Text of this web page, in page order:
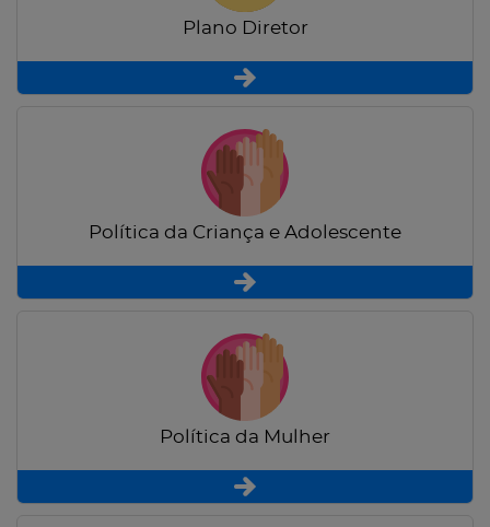
Plano Diretor
Política da Criança e Adolescente
Política da Mulher